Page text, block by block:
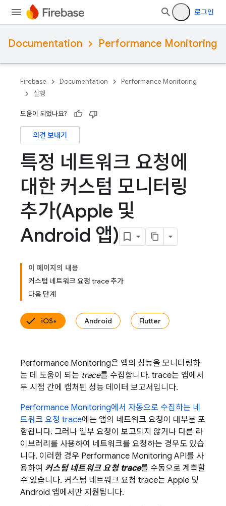
로그인
Documentation Performance Monitoring
Firebase Documentation
Performance Monitoring
실행
도움이 되었나요?
의견 보내기
특정 네트워크 요청에
대한 커스텀 모니터링
추가(Apple 및
Android 앱)
이 페이지의 내용
커스텀 네트워크 요청 trace 추가
다음 단계
iOS+ Android Flutter
Performance Monitoring은 앱의 성능을 모니터링하
는 데 도움이 되는 trace를 수집합니다. trace는 앱에서
두 시점 간에 캡처된 성능 데이터 보고서입니다.
Performance Monitoring에서 자동으로 수집하는 네
트워크 요청 trace에는 앱의 네트워크 요청이 대부분 포
함됩니다. 그러나 일부 요청이 보고되지 않거나 다른 라
이브러리를 사용하여 네트워크를 요청하는 경우도 있습
니다. 이러한 경우 Performance Monitoring API를 사
용하여 커스텀 네트워크 요청 trace를 수동으로 계측할
수 있습니다. 커스텀 네트워크 요청 trace는 Apple 및
Android 앱에서만 지원됩니다.